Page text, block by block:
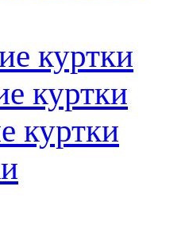
куртки
куртки
куртки